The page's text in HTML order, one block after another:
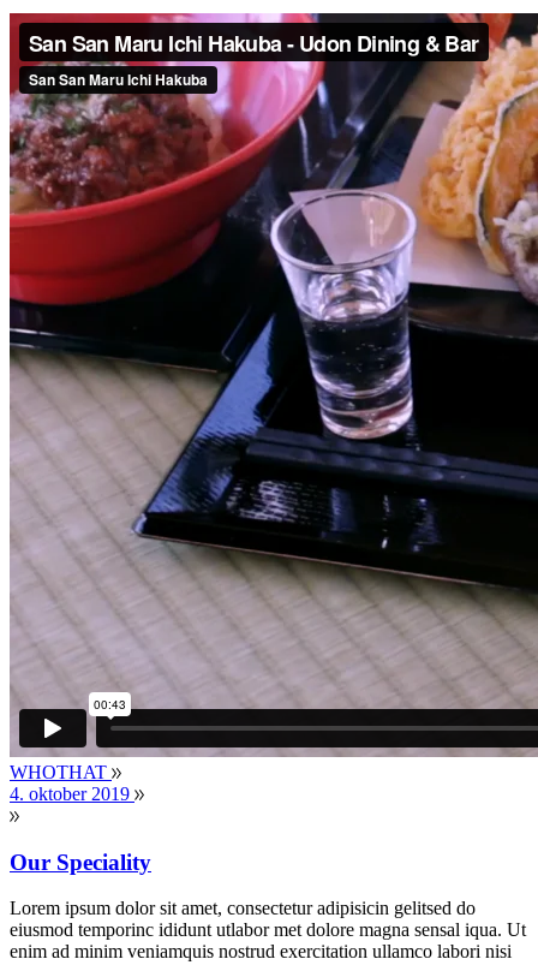
WHOTHAT
4. oktober 2019
Our Speciality
Lorem ipsum dolor sit amet, consectetur adipisicin gelitsed do
eiusmod temporinc ididunt utlabor met dolore magna sensal iqua. Ut
enim ad minim veniamquis nostrud exercitation ullamco labori nisi